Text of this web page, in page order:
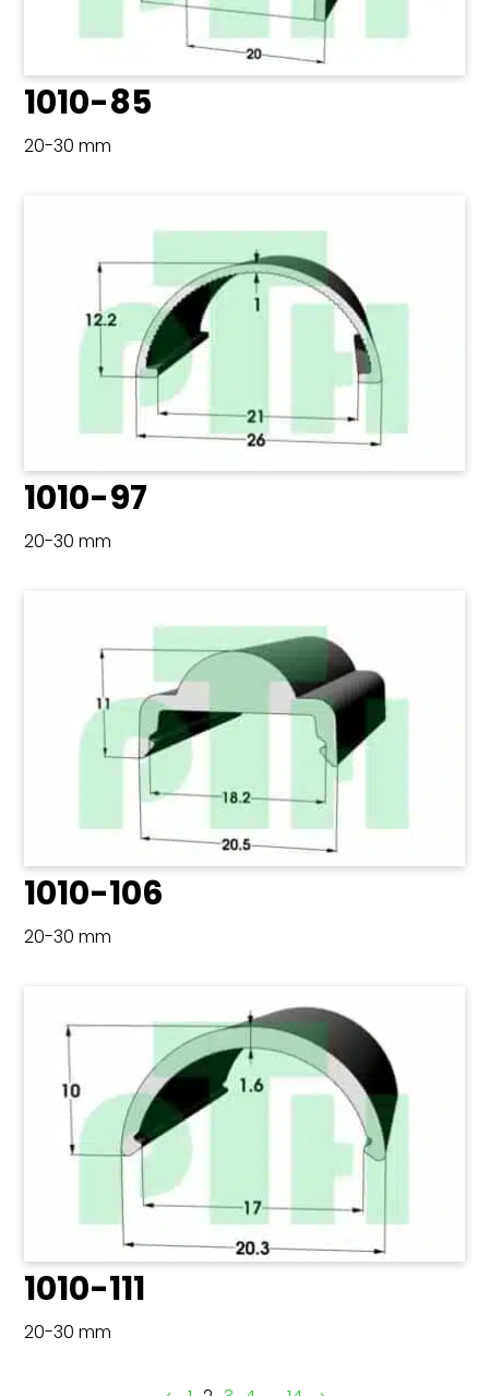
1010-85
20-30 mm
1010-97
20-30 mm
1010-106
20-30 mm
1010-111
20-30 mm